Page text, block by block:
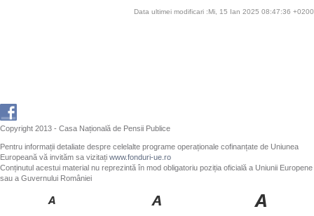
Data ultimei modificari :Mi, 15 Ian 2025 08:47:36 +0200
Copyright 2013 - Casa Națională de Pensii Publice
Pentru informații detaliate despre celelalte programe operaționale cofinanțate de Uniunea
Europeană vă invităm sa vizitați www.fonduri-ue.ro
Conținutul acestui material nu reprezintă în mod obligatoriu poziția oficială a Uniunii Europene
sau a Guvernului României